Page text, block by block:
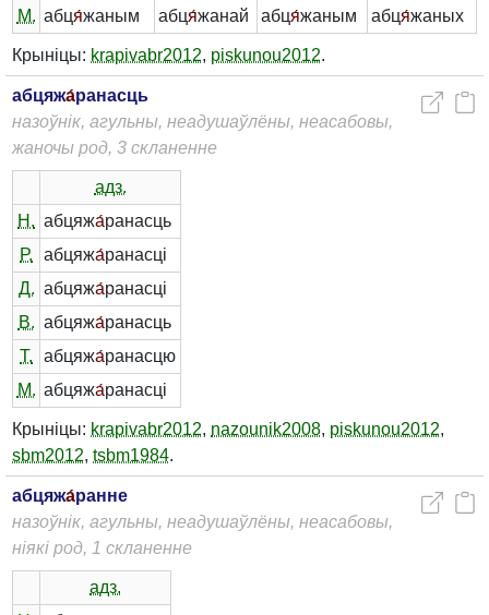
М. абця́жаным абця́жанай абця́жаным абця́жаных
Крыніцы: krapivabr2012, piskunou2012.
абцяжа́ранасць
назоўнік, агульны, неадушаўлёны, неасабовы,
жаночы род, 3 скланенне
адз.
Н. абцяжа́ранасць
Р.
абцяжа́ранасці
Д. абцяжа́ранасці
В. абцяжа́ранасць
Т.
абцяжа́ранасцю
М. абцяжа́ранасці
Крыніцы: krapivabr2012, nazounik2008, piskunou2012,
sbm2012, tsbm1984.
абцяжа́ранне
назоўнік, агульны, неадушаўлёны, неасабовы,
ніякі род, 1 скланенне
адз.